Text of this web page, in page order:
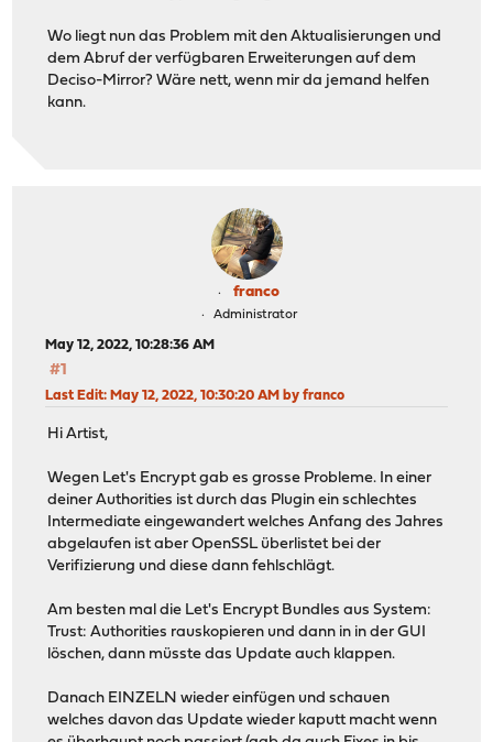
Wo liegt nun das Problem mit den Aktualisierungen und
dem Abruf der verfügbaren Erweiterungen auf dem
Deciso-Mirror? Wäre nett, wenn mir da jemand helfen
kann.
franco
Administrator
May 12, 2022, 10:28:36 AM
#1
Last Edit: May 12, 2022, 10:30:20 AM by franco
Hi Artist,
Wegen Let's Encrypt gab es grosse Probleme. In einer
deiner Authorities ist durch das Plugin ein schlechtes
Intermediate eingewandert welches Anfang des Jahres
abgelaufen ist aber OpenSSL überlistet bei der
Verifizierung und diese dann fehlschlägt.
Am besten mal die Let's Encrypt Bundles aus System:
Trust: Authorities rauskopieren und dann in in der GUI
löschen, dann müsste das Update auch klappen.
Danach EINZELN wieder einfügen und schauen
welches davon das Update wieder kaputt macht wenn